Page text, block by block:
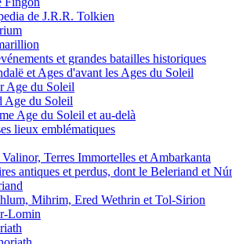
de J.R.R. Tolkien
et grandes batailles historiques
et Ages d'avant les Ages du Soleil
Age du Soleil
Age du Soleil
Age du Soleil et au-delà
lieux emblématiques
Terres Immortelles et Ambarkanta
antiques et perdus, dont le Beleriand et
Mihrim, Ered Wethrin et Tol-Sirion
Lomin